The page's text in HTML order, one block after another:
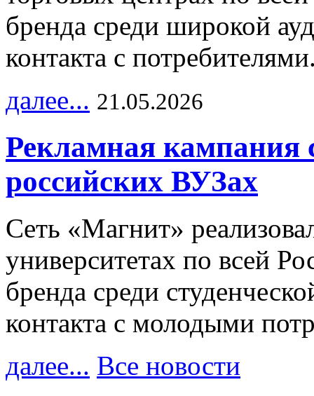
бренда среди широкой
контакта с
далее... 21.05.2026
Рекламная кампания
российских ВУЗах
Сеть «Магнит»
университетах по всей
бренда среди
контакта с молодыми
далее... Все новости